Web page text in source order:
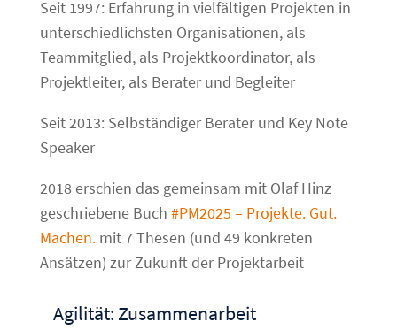
Seit 1997: Erfahrung in vielfältigen Projekten in
unterschiedlichsten Organisationen, als
Teammitglied, als Projektkoordinator, als
Projektleiter, als Berater und Begleiter
Seit 2013: Selbständiger Berater und Key Note
Speaker
2018 erschien das gemeinsam mit Olaf Hinz
geschriebene Buch #PM2025 – Projekte. Gut.
Machen.mit 7 Thesen (und 49 konkreten
Ansätzen) zur Zukunft der Projektarbeit
Agilität: Zusammenarbeit